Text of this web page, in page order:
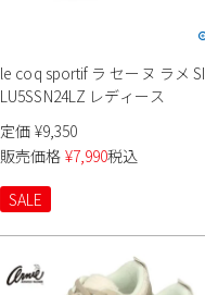
le coq sportif ラ セーヌ ラメ SI
LU5SSN24LZ レディース
定価 ¥9,350
販売価格 ¥7,990税込
SALE